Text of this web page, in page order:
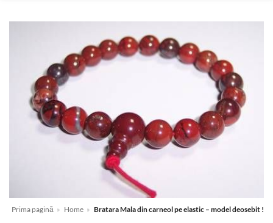
Prima pagină » Home » Bratara Mala din carneol pe elastic – model deosebit !